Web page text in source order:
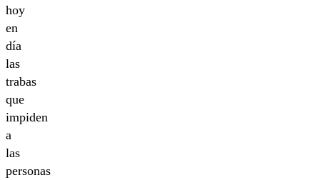
hoy
en
día
las
trabas
que
impiden
a
las
personas